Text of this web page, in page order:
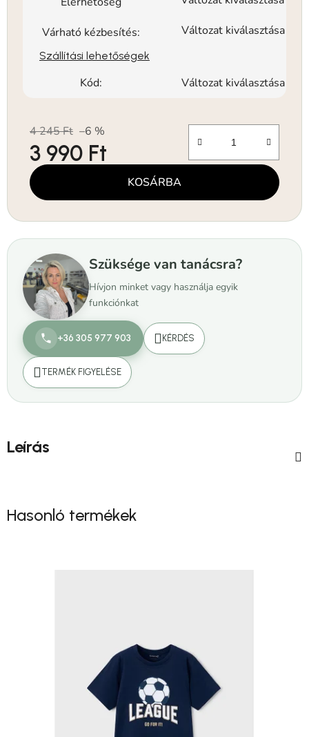
Várható kézbesítés: Változat kiválasztása
Szállítási lehetőségek
Kód: Változat kiválasztása
4 245 Ft –6 %
3 990 Ft
Egységár: KOSÁRBA
Szüksége van tanácsra?
Hívjon minket vagy használja egyik
funkciónkat
+36 305 977 903 KÉRDÉS
TERMÉK FIGYELÉSE
Leírás
Hasonló termékek